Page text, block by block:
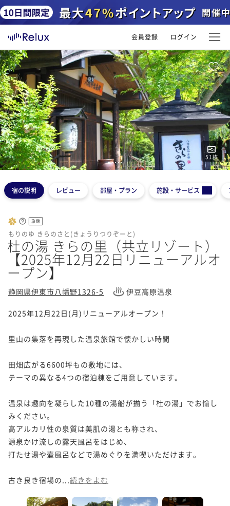
会員登録 ログイン
51 枚
12345
宿の説明 レビュー 部屋・プラン 施設・サービス
旅館
もりのゆ きらのさと(きょうりつりぞーと)
杜の湯 きらの里（共立リゾート）
【2025年12月22日リニューアルオ
ープン】
静岡県伊東市八幡野1326-5 伊豆高原温泉
2025年12月22日(月)リニューアルオープン！
里山の集落を再現した温泉旅館で懐かしい時間
田畑広がる6600坪もの敷地には、
テーマの異なる4つの宿泊棟をご用意しています。
温泉は趣向を凝らした10種の湯船が揃う「杜の湯」でお愉し
みください。
高アルカリ性の泉質は美肌の湯とも称され、
源泉かけ流しの露天風呂をはじめ、
打たせ湯や壷風呂などで湯めぐりを満喫いただけます。
古き良き宿場の... 続きをよむ